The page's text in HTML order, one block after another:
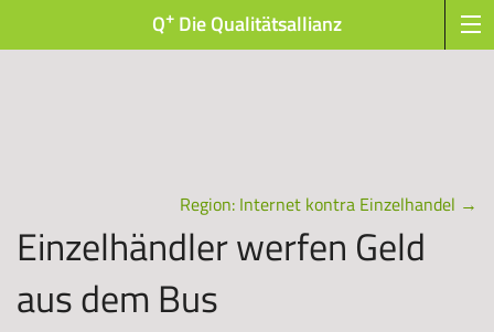
Q+ Die Qualitätsallianz
Region: Internet kontra Einzelhandel →
Einzelhändler werfen Geld
aus dem Bus